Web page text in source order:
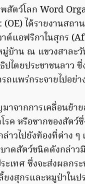
สัตว์โลก Word
ได้รายงานสถา
าต์แอฟริกาในสุกร
มู่บ้าน ณ แขวงสาละ
ปไตยประชาชนลาว
แพร่กระจายไปอย่า
าจากการเคลื่อนย้า
รค หรือซากของสัตว์
าวไปยังท้องที่ต่าง ๆ
บาดสัตว์ชนิดดังกล่าว
ะเทศ ซึ่งจะส่งผลกร
ยงสุกรและหมูป่าในป